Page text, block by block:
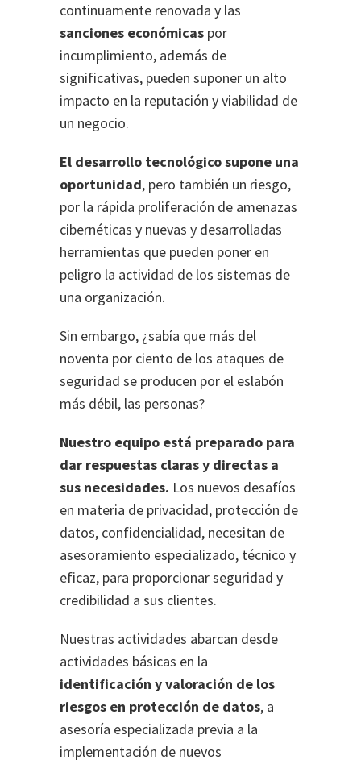
continuamente renovada y las
sanciones económicas por
incumplimiento, además de
significativas, pueden suponer un alto
impacto en la reputación y viabilidad de
un negocio.
El desarrollo tecnológico supone una
oportunidad, pero también un riesgo,
por la rápida proliferación de amenazas
cibernéticas y nuevas y desarrolladas
herramientas que pueden poner en
peligro la actividad de los sistemas de
una organización.
Sin embargo, ¿sabía que más del
noventa por ciento de los ataques de
seguridad se producen por el eslabón
más débil, las personas?
Nuestro equipo está preparado para
dar respuestas claras y directas a
sus necesidades. Los nuevos desafíos
en materia de privacidad, protección de
datos, confidencialidad, necesitan de
asesoramiento especializado, técnico y
eficaz, para proporcionar seguridad y
credibilidad a sus clientes.
Nuestras actividades abarcan desde
actividades básicas en la
identificación y valoración de los
riesgos en protección de datos, a
asesoría especializada previa a la
implementación de nuevos